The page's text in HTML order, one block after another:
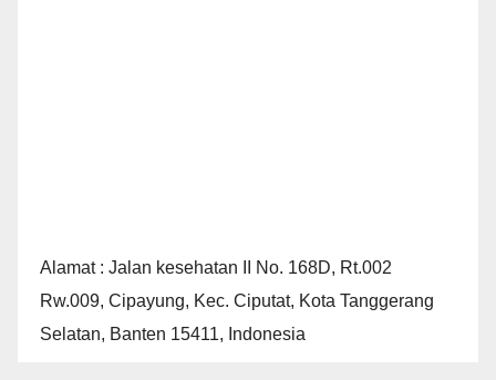
Alamat : Jalan kesehatan II No. 168D, Rt.002
Rw.009, Cipayung, Kec. Ciputat, Kota Tanggerang
Selatan, Banten 15411, Indonesia